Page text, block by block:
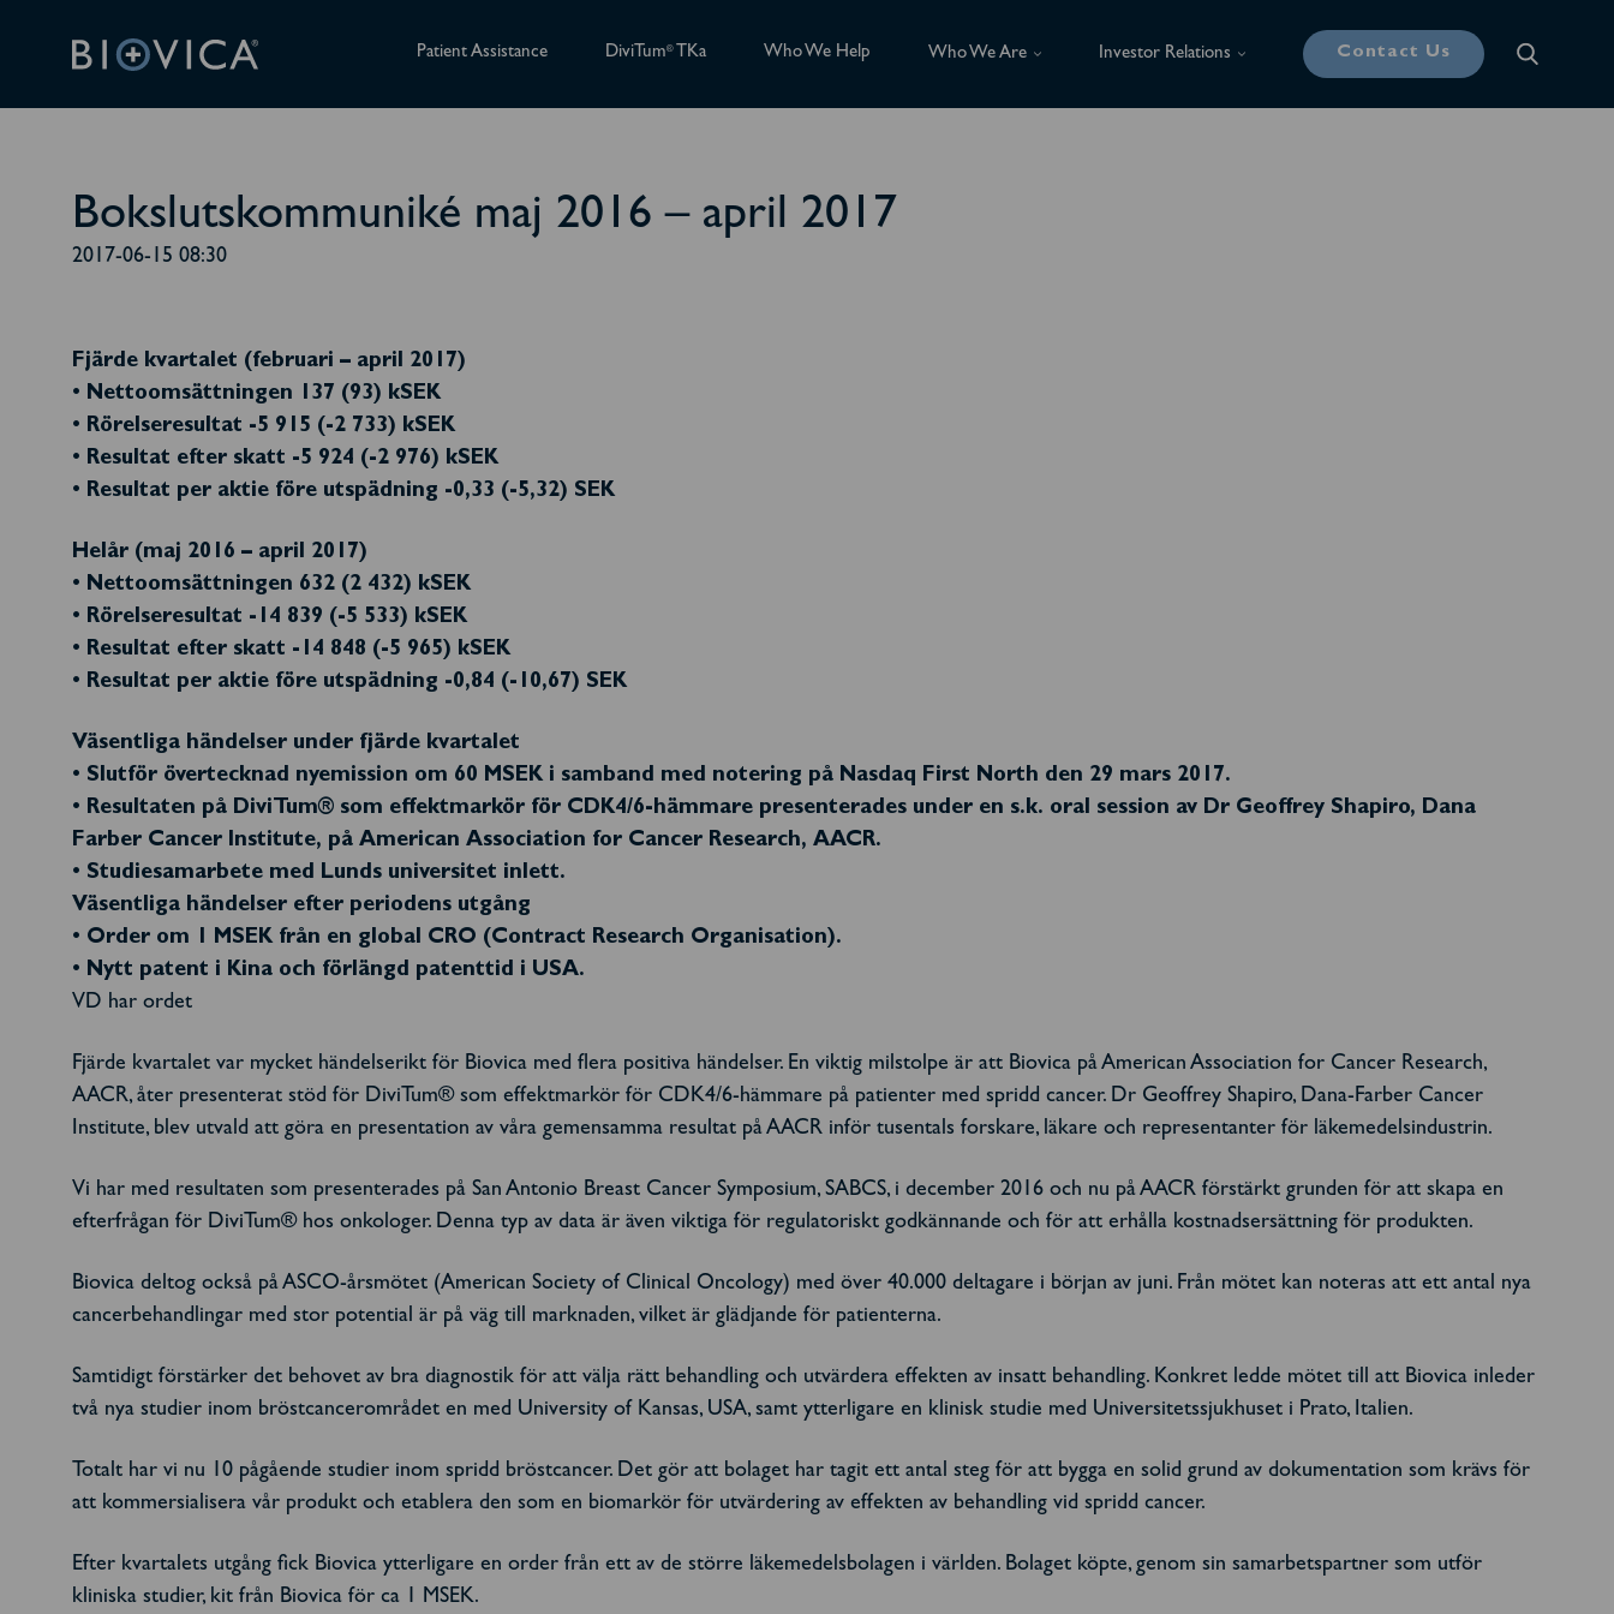
Patient Assistance DiviTum® TKa Who We Help Who We Are Investor Relations Contact Us
Bokslutskommuniké maj 2016 – april 2017
2017-06-15 08:30
Fjärde kvartalet (februari – april 2017)
• Nettoomsättningen 137 (93) kSEK
• Rörelseresultat -5 915 (-2 733) kSEK
• Resultat efter skatt -5 924 (-2 976) kSEK
• Resultat per aktie före utspädning -0,33 (-5,32) SEK
Helår (maj 2016 – april 2017)
• Nettoomsättningen 632 (2 432) kSEK
• Rörelseresultat -14 839 (-5 533) kSEK
• Resultat efter skatt -14 848 (-5 965) kSEK
• Resultat per aktie före utspädning -0,84 (-10,67) SEK
Väsentliga händelser under fjärde kvartalet
• Slutför övertecknad nyemission om 60 MSEK i samband med notering på Nasdaq First North den 29 mars 2017.
• Resultaten på DiviTum® som effektmarkör för CDK4/6-hämmare presenterades under en s.k. oral session av Dr Geoffrey Shapiro, Dana
Farber Cancer Institute, på American Association for Cancer Research, AACR.
• Studiesamarbete med Lunds universitet inlett.
Väsentliga händelser efter periodens utgång
• Order om 1 MSEK från en global CRO (Contract Research Organisation).
• Nytt patent i Kina och förlängd patenttid i USA.
VD har ordet
Fjärde kvartalet var mycket händelserikt för Biovica med flera positiva händelser. En viktig milstolpe är att Biovica påAmerican Association for Cancer Research,
AACR,åter presenterat stöd för DiviTum® som effektmarkör för CDK4/6-hämmare på patienter med spridd cancer. Dr Geoffrey Shapiro, Dana-Farber Cancer
Institute, blev utvald att göra en presentation av våra gemensamma resultat på AACR inför tusentals forskare, läkare och representanter för läkemedelsindustrin.
Vi har med resultaten som presenterades på San Antonio Breast Cancer Symposium, SABCS, i december 2016 och nu på AACR förstärkt grunden för att skapa en
efterfrågan för DiviTum® hos onkologer. Denna typ av data är även viktiga för regulatoriskt godkännande och för att erhålla kostnadsersättning för produkten.
Biovica deltog också på ASCO-årsmötet (American Society of Clinical Oncology) med över 40.000 deltagare i början av juni. Från mötet kan noteras att ett antal nya
cancerbehandlingar med stor potential är på väg till marknaden, vilket är glädjande för patienterna.
Samtidigt förstärker det behovet av bra diagnostik för att välja rätt behandling och utvärdera effekten av insatt behandling. Konkret ledde mötet till att Biovica inleder
två nya studier inom bröstcancerområdet en med University of Kansas, USA, samt ytterligare en klinisk studie med Universitetssjukhuset i Prato, Italien.
Totalt har vi nu 10 pågående studier inom spridd bröstcancer. Det gör att bolaget har tagit ett antal steg för att bygga en solid grund av dokumentation som krävs för
att kommersialisera vår produkt och etablera den som en biomarkör för utvärdering av effekten av behandling vid spridd cancer.
Efter kvartalets utgång fick Biovica ytterligare en order från ett av de större läkemedelsbolagen i världen. Bolaget köpte, genom sin samarbetspartner som utför
kliniska studier, kit från Biovica för ca 1 MSEK.